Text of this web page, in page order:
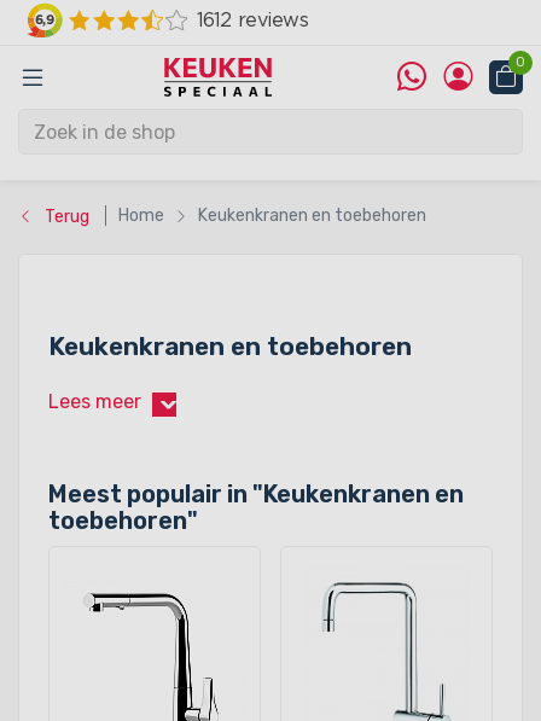
0
Terug Home Keukenkranen en toebehoren
Keukenkranen en toebehoren
Lees meer ›
Meest populair in "Keukenkranen en
toebehoren"